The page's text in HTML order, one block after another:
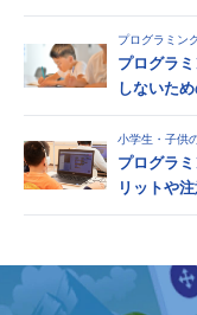
プログラミン
プログラ
しないた
小学生・子供
プログラ
リットや